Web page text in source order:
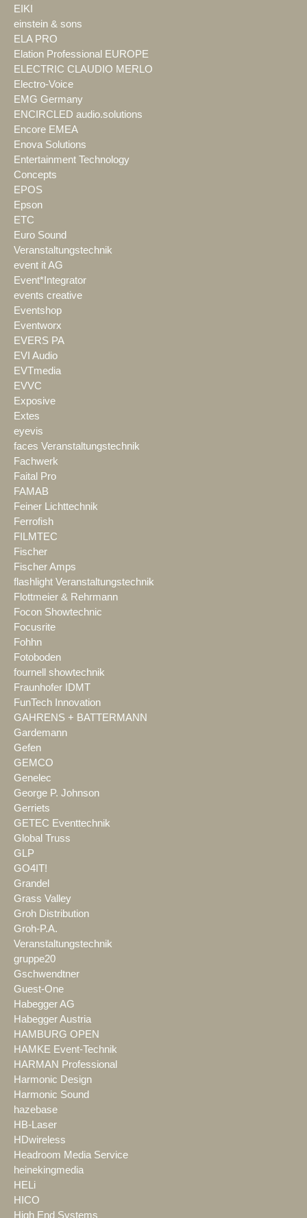
EIKI
einstein & sons
ELA PRO
Elation Professional EUROPE
ELECTRIC CLAUDIO MERLO
Electro-Voice
EMG Germany
ENCIRCLED audio.solutions
Encore EMEA
Enova Solutions
Entertainment Technology
Concepts
EPOS
Epson
ETC
Euro Sound
Veranstaltungstechnik
event it AG
Event*Integrator
events creative
Eventshop
Eventworx
EVERS PA
EVI Audio
EVTmedia
EVVC
Exposive
Extes
eyevis
faces Veranstaltungstechnik
Fachwerk
Faital Pro
FAMAB
Feiner Lichttechnik
Ferrofish
FILMTEC
Fischer
Fischer Amps
flashlight Veranstaltungstechnik
Flottmeier & Rehrmann
Focon Showtechnic
Focusrite
Fohhn
Fotoboden
fournell showtechnik
Fraunhofer IDMT
FunTech Innovation
GAHRENS + BATTERMANN
Gardemann
Gefen
GEMCO
Genelec
George P. Johnson
Gerriets
GETEC Eventtechnik
Global Truss
GLP
GO4IT!
Grandel
Grass Valley
Groh Distribution
Groh-P.A.
Veranstaltungstechnik
gruppe20
Gschwendtner
Guest-One
Habegger AG
Habegger Austria
HAMBURG OPEN
HAMKE Event-Technik
HARMAN Professional
Harmonic Design
Harmonic Sound
hazebase
HB-Laser
HDwireless
Headroom Media Service
heinekingmedia
HELi
HICO
High End Systems